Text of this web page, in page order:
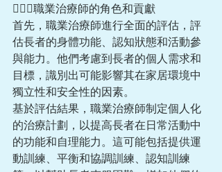
🧑🏻‍⚕️職業治療師的角色和貢獻
首先，職業治療師進行全面的評估，評
估長者的身體功能、認知狀態和活動參
與能力。他們考慮到長者的個人需求和
目標，識別出可能影響其在家居環境中
獨立性和安全性的因素。
基於評估結果，職業治療師制定個人化
的治療計劃，以提高長者在日常活動中
的功能和自理能力。這可能包括提供運
動訓練、平衡和協調訓練、認知訓練